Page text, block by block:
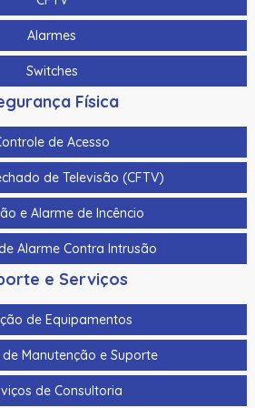
Rfid Hikvision Fm11Rf08-M1 Mifare
Rfid Hikvision Frequencia Dupla
Em Pvc
K3B220Lx-L/Pg-Dp65 Lado
(Comprar Junto C/ Lado
K3B220Lx-M/Pg Meio (Comprar
Direito)
K3B220Lx-R/Pg-Dp65 Lado
Junto C/ Lado Esquerdo
K3G200Lx-R/Pg-Dm55 Sem
Facial (Funciona Sozinha)
Alarmes
Switches
Física
de Acesso
de Televisão (CFTV)
e Alarme de Incêncio
Alarme Contra Intrusão
e Serviços
de Equipamentos
Manutenção e Suporte
de Consultoria